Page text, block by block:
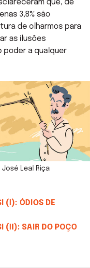
que, de
3,8% são
de olharmos para
as ilusões
poder a qualquer
José Leal Riça
(I): ÓDIOS DE
(II): SAIR DO POÇO